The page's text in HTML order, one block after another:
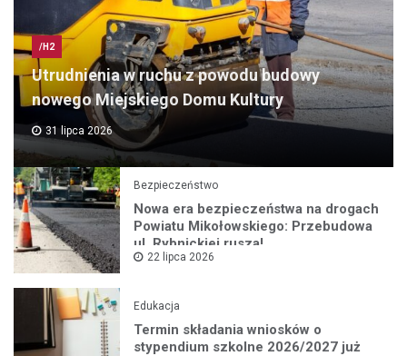
/H2
Utrudnienia w ruchu z powodu budowy
nowego Miejskiego Domu Kultury
31 lipca 2026
Bezpieczeństwo
Nowa era bezpieczeństwa na drogach
Powiatu Mikołowskiego: Przebudowa
ul. Rybnickiej rusza!
22 lipca 2026
Edukacja
Termin składania wniosków o
stypendium szkolne 2026/2027 już